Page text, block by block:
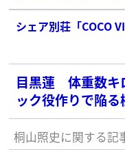
シェア別荘「COCO
目黒蓮 体重数キ
ック役作りで陥る
桐山照史に関する記